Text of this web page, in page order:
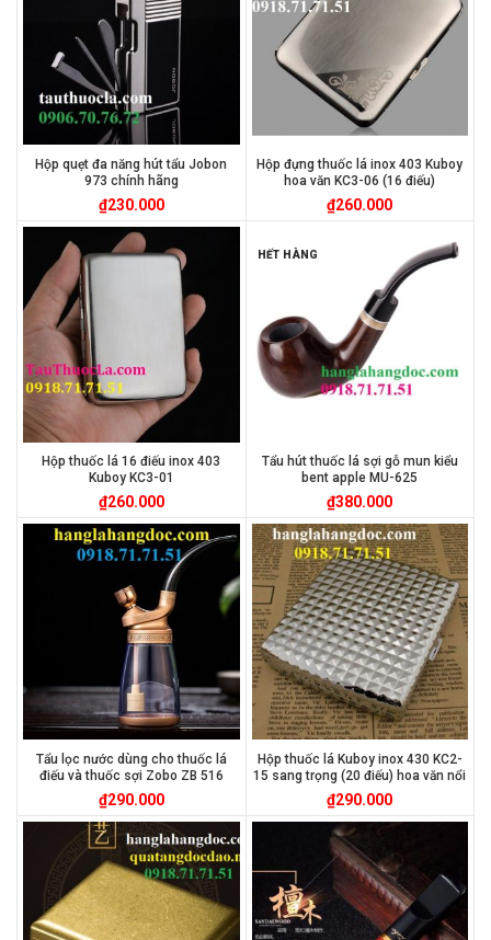
Hộp quẹt đa năng hút tẩu Jobon
973 chính hãng
₫230.000
Hộp đựng thuốc lá inox 403 Kuboy
hoa văn KC3-06 (16 điếu)
₫260.000
Hộp thuốc lá 16 điếu inox 403
Kuboy KC3-01
₫260.000
HẾT HÀNG
Tẩu hút thuốc lá sợi gỗ mun kiểu
bent apple MU-625
₫380.000
Tẩu lọc nước dùng cho thuốc lá
điếu và thuốc sợi Zobo ZB 516
₫290.000
Hộp thuốc lá Kuboy inox 430 KC2-
15 sang trọng (20 điếu) hoa văn nổi
₫290.000